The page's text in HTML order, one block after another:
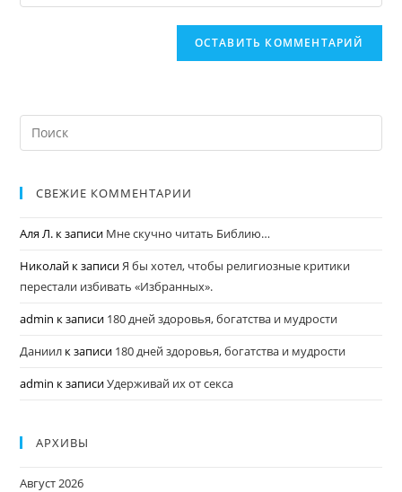
СВЕЖИЕ КОММЕНТАРИИ
Аля Л. к записи Мне скучно читать Библию…
Николай к записиЯ бы хотел, чтобы религиозные критики
перестали избивать «Избранных».
admin к записи 180 дней здоровья, богатства и мудрости
Даниил к записи 180 дней здоровья, богатства и мудрости
admin к записиУдерживай их от секса
АРХИВЫ
Август 2026